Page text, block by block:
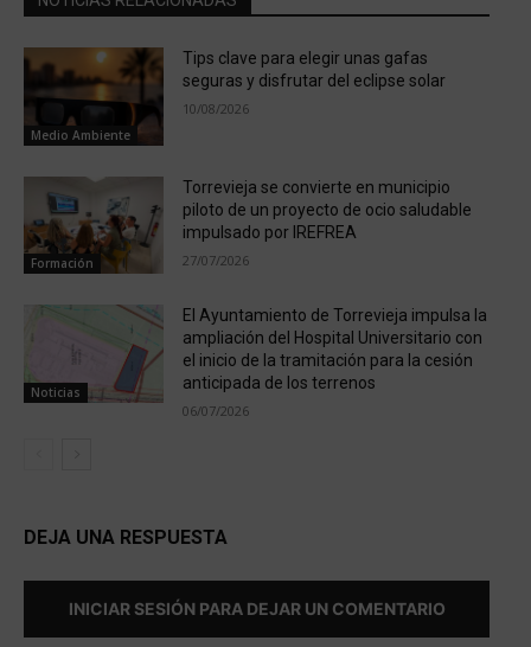
Medio Ambiente
Tips clave para elegir unas gafas
seguras y disfrutar del eclipse solar
10/08/2026
Formación
Torrevieja se convierte en municipio
piloto de un proyecto de ocio saludable
impulsado por IREFREA
27/07/2026
Noticias
El Ayuntamiento de Torrevieja impulsa la
ampliación del Hospital Universitario con
el inicio de la tramitación para la cesión
anticipada de los terrenos
06/07/2026
DEJA UNA RESPUESTA
INICIAR SESIÓN PARA DEJAR UN COMENTARIO